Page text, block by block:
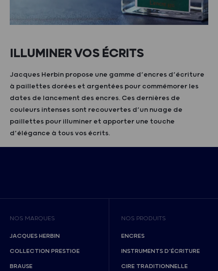
ILLUMINER VOS ÉCRITS
Jacques Herbin propose une gamme d’encres d’écriture
à paillettes dorées et argentées pour commémorer les
dates de lancement des encres. Ces dernières de
couleurs intenses sont recouvertes d’un nuage de
paillettes pour illuminer et apporter une touche
d’élégance à tous vos écrits.
NOS MARQUES
JACQUES HERBIN
COLLECTION PRESTIGE
BRAUSE
NOS PRODUITS
ENCRES
INSTRUMENTS D’ÉCRITURE
CIRE TRADITIONNELLE